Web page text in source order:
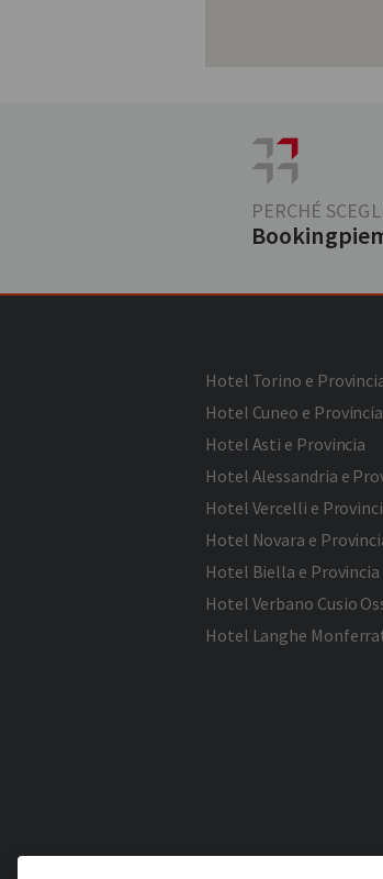
PERCHÉ
Hotel Torino e
Hotel Cuneo e Provincia
Hotel Asti e Provincia
Hotel Alessandria e
Hotel Vercelli e
Hotel Novara e
Hotel Biella e Provincia
Hotel Verbano Cusio
Hotel Langhe